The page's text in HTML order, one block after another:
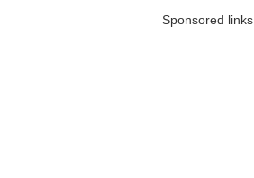
Sponsored links